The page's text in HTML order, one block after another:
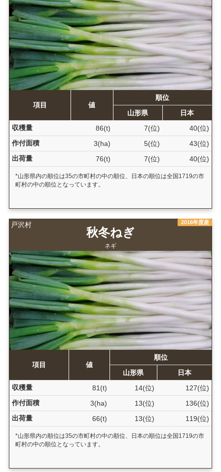
項目 値
順位
山形県
日本
収穫量
86(t) 7(位)
40(位)
作付面積
3(ha) 5(位)
43(位)
出荷量
76(t) 7(位) 40(位)
*山形県内の順位は35の市町村の中の順位、日本の順位は全国1719の市
町村の中の順位となっています。
戸沢村 2016年度産
秋冬ねぎ
ネギ
項目 値
順位
山形県
日本
収穫量
81(t) 14(位)
127(位)
作付面積
3(ha) 13(位)
136(位)
出荷量
66(t) 13(位) 119(位)
*山形県内の順位は35の市町村の中の順位、日本の順位は全国1719の市
町村の中の順位となっています。